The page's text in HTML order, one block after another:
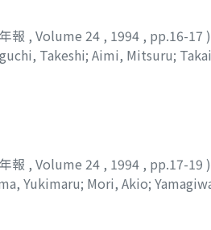
報 , Volume 24 , 1994 , pp.16-17 )
Takeshi; Aimi, Mitsuru;
報 , Volume 24 , 1994 , pp.17-19 )
Yukimaru; Mori, Akio;